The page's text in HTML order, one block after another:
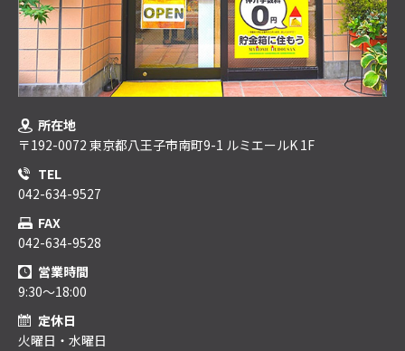
所在地
〒192-0072 東京都八王子市南町9-1 ルミエールK 1F
TEL
042-634-9527
FAX
042-634-9528
営業時間
9:30～18:00
定休日
火曜日・水曜日